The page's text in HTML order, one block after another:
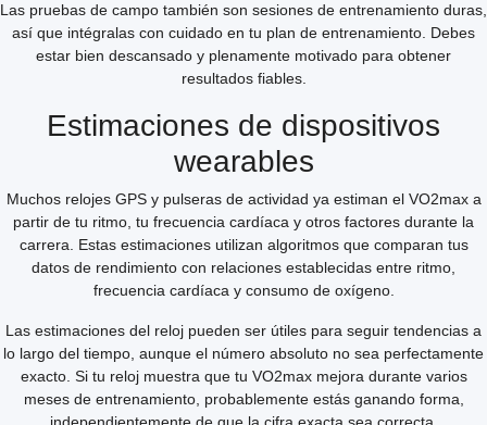
Las pruebas de campo también son sesiones de entrenamiento duras,
así que intégralas con cuidado en tu plan de entrenamiento. Debes
estar bien descansado y plenamente motivado para obtener
resultados fiables.
Estimaciones de dispositivos
wearables
Muchos relojes GPS y pulseras de actividad ya estiman el VO2max a
partir de tu ritmo, tu frecuencia cardíaca y otros factores durante la
carrera. Estas estimaciones utilizan algoritmos que comparan tus
datos de rendimiento con relaciones establecidas entre ritmo,
frecuencia cardíaca y consumo de oxígeno.
Las estimaciones del reloj pueden ser útiles para seguir tendencias a
lo largo del tiempo, aunque el número absoluto no sea perfectamente
exacto. Si tu reloj muestra que tu VO2max mejora durante varios
meses de entrenamiento, probablemente estás ganando forma,